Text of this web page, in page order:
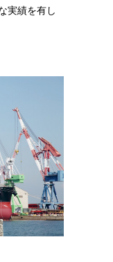
実績を有し